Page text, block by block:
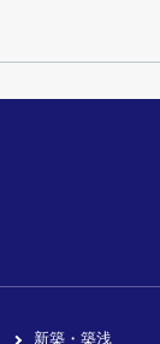
新築・築浅